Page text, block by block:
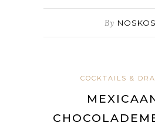
By NOSKOS
COCKTAILS &